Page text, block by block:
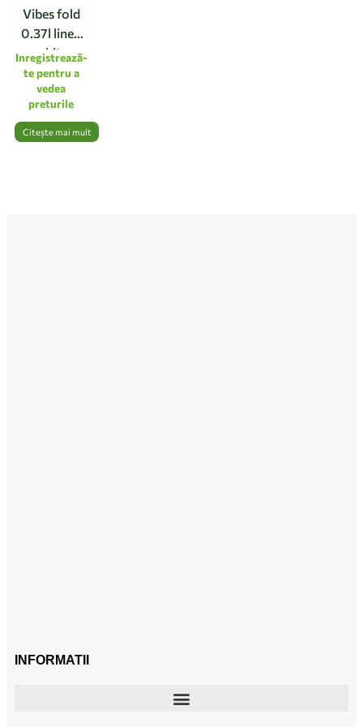
Vibes fold
0.37l linen
white
Inregistrează-
te pentru a
vedea
preturile
Citește mai mult
INFORMATII